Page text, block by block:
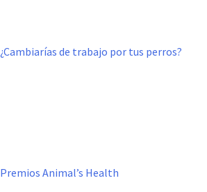
¿Cambiarías de trabajo por tus perros?
Premios Animal’s Health